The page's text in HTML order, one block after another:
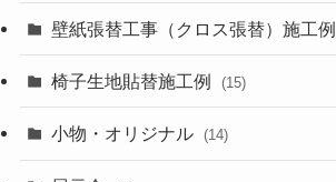
壁紙張替工事（クロス張替）施工例
椅子生地貼替施工例 (15)
小物・オリジナル (14)